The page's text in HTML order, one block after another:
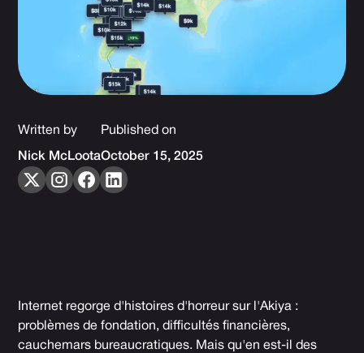
Written by
Nick McLoota
Published on
October 15, 2025
Internet regorge d'histoires d'horreur sur l'Akiya :
problèmes de fondation, difficultés financières,
cauchemars bureaucratiques. Mais qu'en est-il des